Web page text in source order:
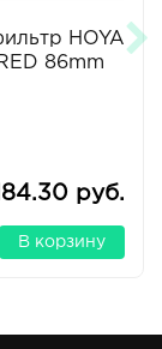
HOYA
86mm
руб.
В корзину